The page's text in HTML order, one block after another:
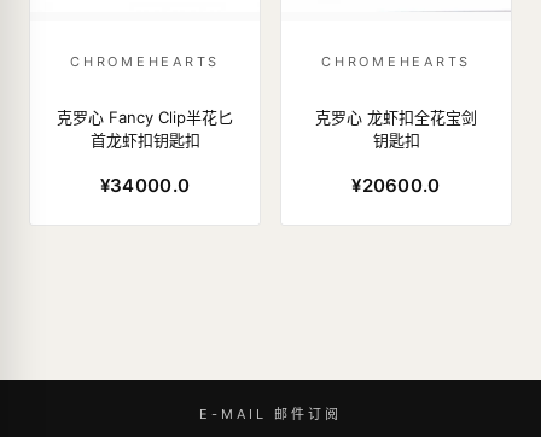
CHROMEHEARTS
克罗心 Fancy Clip半花匕
首龙虾扣钥匙扣
¥34000.0
CHROMEHEARTS
克罗心 龙虾扣全花宝剑
钥匙扣
¥20600.0
E-MAIL 邮件订阅